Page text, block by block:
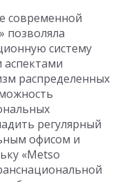
современной
позволяла
систему
распределенных
регулярный
офисом и
«Metso